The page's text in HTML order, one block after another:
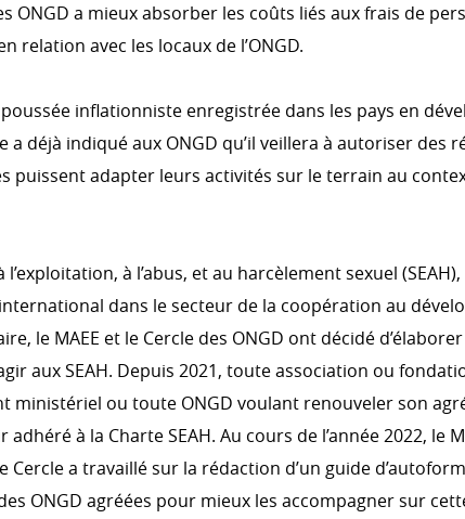
COOPÉRATION
ONGD a mieux absorber les coûts liés aux frais de
relation avec les locaux de l’ONGD.
inflationniste enregistrée dans les pays en
a déjà indiqué aux ONGD qu’il veillera à autoriser des
puissent adapter leurs activités sur le terrain au
l’exploitation, à l’abus, et au harcèlement sexuel
dans le secteur de la coopération au
le MAEE et le Cercle des ONGD ont décidé
aux SEAH. Depuis 2021, toute association ou
ministériel ou toute ONGD voulant renouveler son
à la Charte SEAH. Au cours de l’année 2022, le
Cercle a travaillé sur la rédaction d’un guide
ONGD agréées pour mieux les accompagner sur